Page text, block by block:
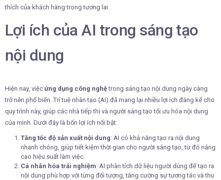
thích của khách hàng trong tương lai.
Lợi ích của AI trong sáng tạo
nội dung
Hiện nay, việc ứng dụng công nghệtrong sáng tạo nội dung ngày càng
trở nên phổ biến. Trí tuệ nhân tạo (AI) đã mang lại nhiều lợi ích đáng kể cho
quy trình này, giúp các nhà tiếp thị và người sáng tạo tối ưu hóa nội dung
của mình. Dưới đây là bốn lợi ích nổi bật:
Tăng tốc độ sản xuất nội dung: AI có khả năng tạo ra nội dung
nhanh chóng, giúp tiết kiệm thời gian cho người sáng tạo, từ đó nâng
cao hiệu suất làm việc.
Cá nhân hóa trải nghiệm: AI phân tích dữ liệu người dùng để tạo ra
nội dung phù hợp với từng đối tượng, tăng cường sự tương tác và thu